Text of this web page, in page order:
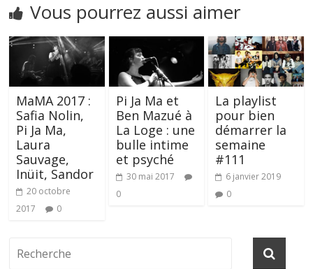
Vous pourrez aussi aimer
MaMA 2017 :
Safia Nolin,
Pi Ja Ma,
Laura
Sauvage,
Inüit, Sandor
20 octobre
2017
0
Pi Ja Ma et
Ben Mazué à
La Loge : une
bulle intime
et psyché
30 mai 2017
0
La playlist
pour bien
démarrer la
semaine
#111
6 janvier 2019
0